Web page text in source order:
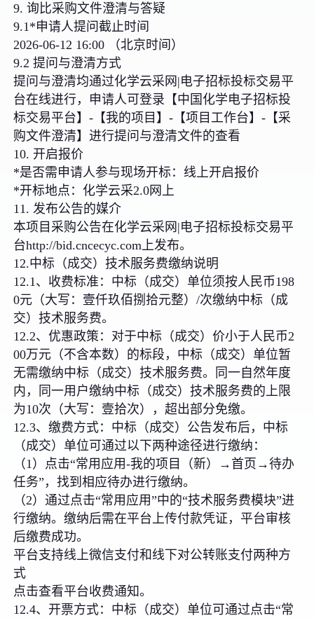
9. 询比采购文件澄清与答疑
9.1*申请人提问截止时间
2026-06-12 16:00 （北京时间）
9.2 提问与澄清方式
提问与澄清均通过化学云采网|电子招标投标交易平
台在线进行，申请人可登录【中国化学电子招标投
标交易平台】-【我的项目】-【项目工作台】-【采
购文件澄清】进行提问与澄清文件的查看
10. 开启报价
*是否需申请人参与现场开标：线上开启报价
*开标地点：化学云采2.0网上
11. 发布公告的媒介
本项目采购公告在化学云采网|电子招标投标交易平
台http://bid.cncecyc.com上发布。
12.中标（成交）技术服务费缴纳说明
12.1、收费标准：中标（成交）单位须按人民币198
0元（大写：壹仟玖佰捌拾元整）/次缴纳中标（成
交）技术服务费。
12.2、优惠政策：对于中标（成交）价小于人民币2
00万元（不含本数）的标段，中标（成交）单位暂
无需缴纳中标（成交）技术服务费。同一自然年度
内，同一用户缴纳中标（成交）技术服务费的上限
为10次（大写：壹拾次），超出部分免缴。
12.3、缴费方式：中标（成交）公告发布后，中标
（成交）单位可通过以下两种途径进行缴纳：
（1）点击“常用应用-我的项目（新）→首页→待办
任务”，找到相应待办进行缴纳。
（2）通过点击“常用应用”中的“技术服务费模块”进
行缴纳。缴纳后需在平台上传付款凭证，平台审核
后缴费成功。
平台支持线上微信支付和线下对公转账支付两种方
式
点击查看平台收费通知。
12.4、开票方式：中标（成交）单位可通过点击“常